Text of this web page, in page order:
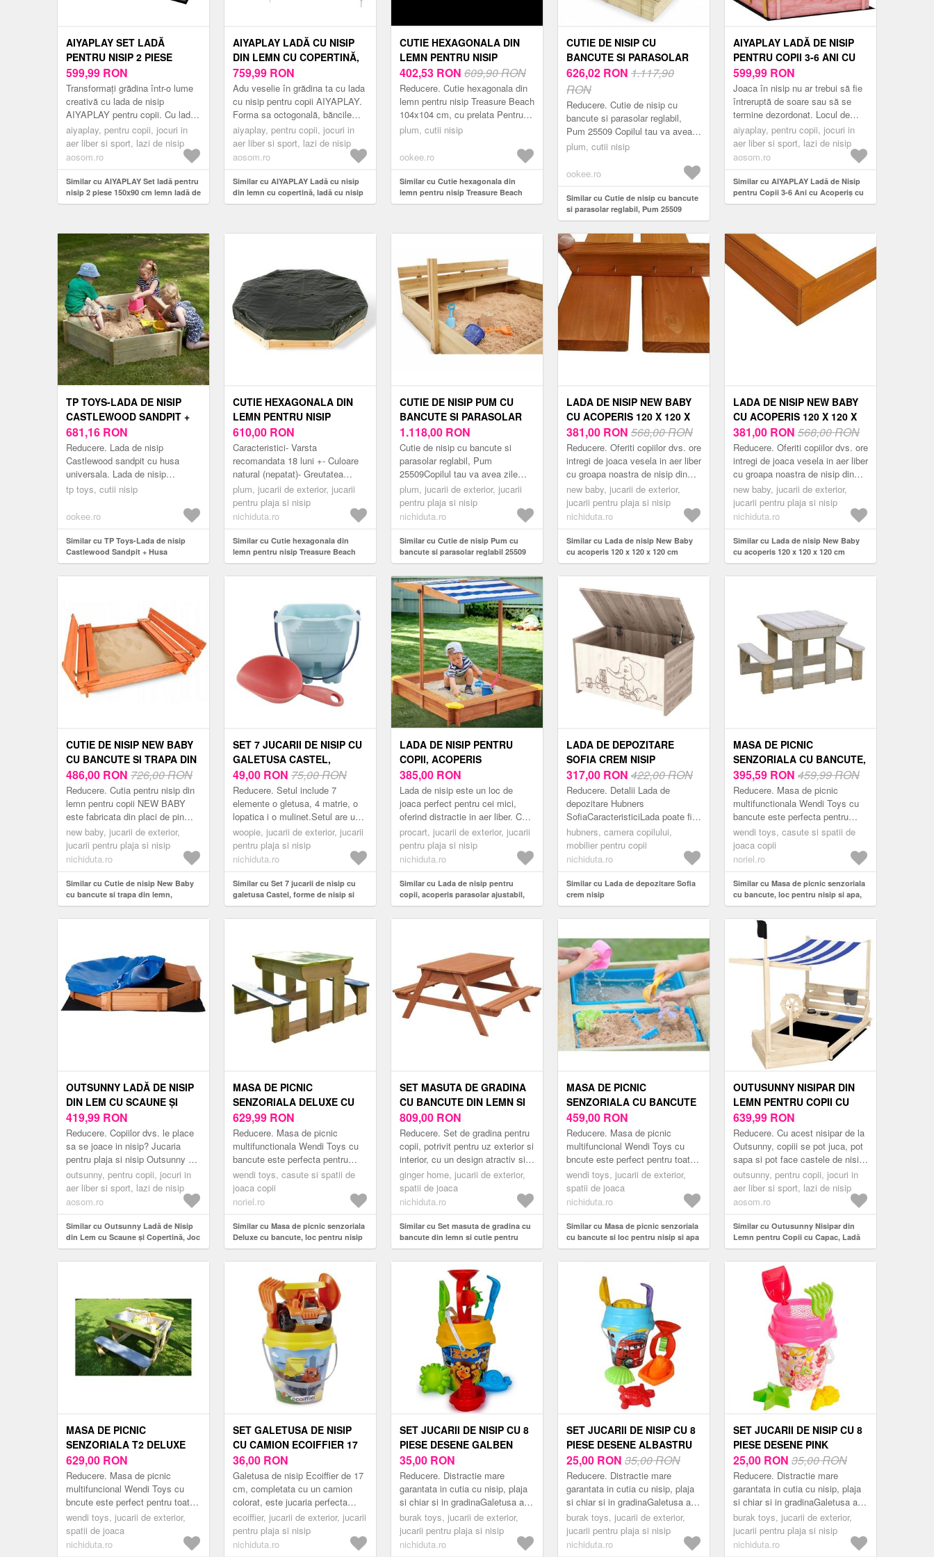
AIYAPLAY SET LADĂ
PENTRU NISIP 2 PIESE
150X90 CM LEMN LADĂ DE
NISIP CU BANCĂ SPAȚIU
DEPOZITARE PLITĂ
CHIUVETĂ DETAȘABILĂ
MĂRGELE ABAC GALBEN |
AOSOM ROMANIA
599,99 RON
Transformați grădina într-o lume
creativă cu lada de nisip
AIYAPLAY pentru copii. Cu ladă
de nisip, chiuvetă detașabilă,
locuri de șezut și spațiu ...
aiyaplay, pentru copii, jocuri in
aer liber si sport, lazi de nisip
aosom.ro
Similar cu AIYAPLAY Set ladă pentru
nisip 2 piese 150x90 cm lemn ladă de
nisip cu bancă spațiu depozitare
AIYAPLAY LADĂ CU NISIP
DIN LEMN CU COPERTINĂ,
LADĂ CU NISIP PENTRU
COPII PENTRU EXTERIOR
CU 4 BĂNCI, CĂPTUȘEALĂ
DE FUND, GALBEN | AOSOM
ROMANIA
759,99 RON
Adu veselie în grădina ta cu lada
cu nisip pentru copii AIYAPLAY.
Forma sa octogonală, băncile
late și interiorul spațios permit
mai multor copii s...
aiyaplay, pentru copii, jocuri in
aer liber si sport, lazi de nisip
aosom.ro
Similar cu AIYAPLAY Ladă cu nisip
din lemn cu copertină, ladă cu nisip
pentru copii pentru exterior cu 4
CUTIE HEXAGONALA DIN
LEMN PENTRU NISIP
TREASURE BEACH 104X104
CM, CU PRELATA
402,53 RON 609,90 RON
Reducere. Cutie hexagonala din
lemn pentru nisip Treasure Beach
104x104 cm, cu prelata Pentru
micii pirati, groapa de nisip din
est...
plum, cutii nisip
ookee.ro
Similar cu Cutie hexagonala din
lemn pentru nisip Treasure Beach
104x104 cm, cu prelata
CUTIE DE NISIP CU
BANCUTE SI PARASOLAR
REGLABIL, PUM 25509
626,02 RON 1.117,90
RON
Reducere. Cutie de nisip cu
bancute si parasolar reglabil,
Pum 25509 Copilul tau va avea
zile obisnuite de plaja impreuna
prun...
plum, cutii nisip
ookee.ro
Similar cu Cutie de nisip cu bancute
si parasolar reglabil, Pum 25509
AIYAPLAY LADĂ DE NISIP
PENTRU COPII 3-6 ANI CU
ACOPERIȘ CU FLAMINGO,
SCAUNE PLIABILE, CAPAC
ȘI HUSĂ INCLUSE, LADĂ DE
JOACĂ DIN LEMN DE BRAD,
134, 5X127, 5X130 CM, ROZ |
AOSOM ROMANIA
599,99 RON
Joaca în nisip nu ar trebui să fie
întreruptă de soare sau să se
termine dezordonat. Locul de
joacă din lemn AIYAPLAY cu
capac și acoperiș cu impri...
aiyaplay, pentru copii, jocuri in
aer liber si sport, lazi de nisip
aosom.ro
Similar cu AIYAPLAY Ladă de Nisip
pentru Copii 3-6 Ani cu Acoperiș cu
Flamingo, Scaune Pliabile, Capac și
Roz | Aosom Romania
TP TOYS-LADA DE NISIP
CASTLEWOOD SANDPIT +
HUSA
681,16 RON
Reducere. Lada de nisip
Castlewood sandpit cu husa
universala. Lada de nisip
hexagonala dispune de 2 bacute
husa de protectie p...
tp toys, cutii nisip
ookee.ro
Similar cu TP Toys-Lada de nisip
Castlewood Sandpit + Husa
CUTIE HEXAGONALA DIN
LEMN PENTRU NISIP
TREASURE BEACH 104X104
CM CU PRELATA
610,00 RON
Caracteristici- Varsta
recomandata 18 luni +- Culoare
natural (nepatat)- Greutatea
maxima a utilizatorului 50 kg-
Auto-asamblare necesara Da-
Dimen...
plum, jucarii de exterior, jucarii
pentru plaja si nisip
nichiduta.ro
Similar cu Cutie hexagonala din
lemn pentru nisip Treasure Beach
104x104 cm cu prelata
CUTIE DE NISIP PUM CU
BANCUTE SI PARASOLAR
REGLABIL 25509
1.118,00 RON
Cutie de nisip cu bancute si
parasolar reglabil, Pum
25509Copilul tau va avea zile
obisnuite de plaja impreuna cu,
cutia de nisip din lemn de
prune...
plum, jucarii de exterior, jucarii
pentru plaja si nisip
nichiduta.ro
Similar cu Cutie de nisip Pum cu
bancute si parasolar reglabil 25509
LADA DE NISIP NEW BABY
CU ACOPERIS 120 X 120 X
120 CM YELLOW-WHITE
381,00 RON 568,00 RON
Reducere. Oferiti copiilor dvs. ore
intregi de joaca vesela in aer liber
cu groapa noastra de nisip din
lemn de la marca ceha Baby
Mix.Aceasta groapa de nisi...
new baby, jucarii de exterior,
jucarii pentru plaja si nisip
nichiduta.ro
Similar cu Lada de nisip New Baby
cu acoperis 120 x 120 x 120 cm
yellow-white
LADA DE NISIP NEW BABY
CU ACOPERIS 120 X 120 X
120 CM GREEN-WHITE
381,00 RON 568,00 RON
Reducere. Oferiti copiilor dvs. ore
intregi de joaca vesela in aer liber
cu groapa noastra de nisip din
lemn de la marca ceha Baby
Mix.Aceasta groapa de nisi...
new baby, jucarii de exterior,
jucarii pentru plaja si nisip
nichiduta.ro
Similar cu Lada de nisip New Baby
cu acoperis 120 x 120 x 120 cm
green-white
CUTIE DE NISIP NEW BABY
CU BANCUTE SI TRAPA DIN
LEMN, 20X120X20 CM 3
ANI+ ORANGE
486,00 RON 726,00 RON
Reducere. Cutia pentru nisip din
lemn pentru copii NEW BABY
este fabricata din placi de pin
atent selectate si este tratata in
profunzime cu un conservant
ec...
new baby, jucarii de exterior,
jucarii pentru plaja si nisip
nichiduta.ro
Similar cu Cutie de nisip New Baby
cu bancute si trapa din lemn,
20x120x20 cm 3 ani+ Orange
SET 7 JUCARII DE NISIP CU
GALETUSA CASTEL,
FORME DE NISIP SI
ACCESORII WOOPIE
PASTEL
49,00 RON 75,00 RON
Reducere. Setul include 7
elemente o gletusa, 4 matrie, o
lopatica i o mulinet.Setul are un
design pastel frumos.Gleata are
un macircner de transport
convena...
woopie, jucarii de exterior, jucarii
pentru plaja si nisip
nichiduta.ro
Similar cu Set 7 jucarii de nisip cu
galetusa Castel, forme de nisip si
accesorii Woopie Pastel
LADA DE NISIP PENTRU
COPII, ACOPERIS
PARASOLAR AJUSTABIL,
ROTATIV LA 180 GRADE,
120X120X20 CM, LEMN
385,00 RON
Lada de nisip este un loc de
joaca perfect pentru cei mici,
oferind distractie in aer liber. Cu
dimensiuni de 120x120x20 cm,
aceasta lada de nisip ...
procart, jucarii de exterior, jucarii
pentru plaja si nisip
nichiduta.ro
Similar cu Lada de nisip pentru
copii, acoperis parasolar ajustabil,
rotativ la 180 grade, 120x120x20 cm,
lemn
LADA DE DEPOZITARE
SOFIA CREM NISIP
317,00 RON 422,00 RON
Reducere. Detalii Lada de
depozitare Hubners
SofiaCaracteristiciLada poate fi
un loc perfect pentru depozitarea
jucariilor copiilor datorita
capacitatii sale...
hubners, camera copilului,
mobilier pentru copii
nichiduta.ro
Similar cu Lada de depozitare Sofia
crem nisip
MASA DE PICNIC
SENZORIALA CU BANCUTE,
LOC PENTRU NISIP SI APA,
WENDI TOYS
395,59 RON 459,99 RON
Reducere. Masa de picnic
multifunctionala Wendi Toys cu
bancute este perfecta pentru
toata lumea, deoarece copiii o
pot folosi pentru a se juca, vopsi,
const...
wendi toys, casute si spatii de
joaca copii
noriel.ro
Similar cu Masa de picnic senzoriala
cu bancute, loc pentru nisip si apa,
Wendi Toys
OUTSUNNY LADĂ DE NISIP
DIN LEM CU SCAUNE ȘI
COPERTINĂ, JOC DE
GRĂDINĂ PENTRU COPII 3-8
ANI, 139.5X139.5X21.5 CM,
ROȘU | AOSOM ROMANIA
419,99 RON
Reducere. Copiilor dvs. le place
sa se joace in nisip? Jucaria
pentru plaja si nisip Outsunny va
deveni locul lor de joaca preferat!
Dotata cu scaune confort...
outsunny, pentru copii, jocuri in
aer liber si sport, lazi de nisip
aosom.ro
Similar cu Outsunny Ladă de Nisip
din Lem cu Scaune și Copertină, Joc
de Grădină pentru Copii 3-8 Ani,
139.5x139.5x21.5 cm, Roșu | Aosom
MASA DE PICNIC
SENZORIALA DELUXE CU
BANCUTE, LOC PENTRU
NISIP SI APA, WENDI TOYS
629,99 RON
Reducere. Masa de picnic
multifunctionala Wendi Toys cu
bancute este perfecta pentru
toata lumea, deoarece copiii o
pot folosi pentru a se juca, vopsi,
const...
wendi toys, casute si spatii de
joaca copii
noriel.ro
Similar cu Masa de picnic senzoriala
Deluxe cu bancute, loc pentru nisip
si apa, Wendi Toys
SET MASUTA DE GRADINA
CU BANCUTE DIN LEMN SI
CUTIE PENTRU NISIP
GINGER HOME
809,00 RON
Reducere. Set de gradina pentru
copii, potrivit pentru uz exterior si
interior, cu un design atractiv si
spatiu de depozitare pentru
jucarii sau nisip.Masa d...
ginger home, jucarii de exterior,
spatii de joaca
nichiduta.ro
Similar cu Set masuta de gradina cu
bancute din lemn si cutie pentru
nisip Ginger Home
MASA DE PICNIC
SENZORIALA CU BANCUTE
SI LOC PENTRU NISIP SI
APA T3 WENDI TOYS
459,00 RON
Reducere. Masa de picnic
multifuncional Wendi Toys cu
bncute este perfect pentru toat
lumea, deoarece copiii o pot
folosi pentru a se juca, vopsi,
construi c...
wendi toys, jucarii de exterior,
spatii de joaca
nichiduta.ro
Similar cu Masa de picnic senzoriala
cu bancute si loc pentru nisip si apa
T3 Wendi Toys
OUTUSUNNY NISIPAR DIN
LEMN PENTRU COPII CU
CAPAC, LADĂ DE NISIP
PENTRU EXTERIOR CU SET
DE JOACĂ INCLUS,
180X103X144, 5 CM, LEMN
NATURAL | AOSOM
ROMANIA
639,99 RON
Reducere. Cu acest nisipar de la
Outsunny, copiii se pot juca, pot
sapa si pot face castele de nisip,
bucurandu-se de ore intregi de
distractie in aer liber....
outsunny, pentru copii, jocuri in
aer liber si sport, lazi de nisip
aosom.ro
Similar cu Outusunny Nisipar din
Lemn pentru Copii cu Capac, Ladă
de Nisip pentru Exterior cu Set de
Joacă Inclus, 180x103x144, 5 cm,
Lemn Natural | Aosom Romania
MASA DE PICNIC
SENZORIALA T2 DELUXE
CU BANCUTE SI LOC
PENTRU NISIP SI APA
WENDI TOYS
629,00 RON
Reducere. Masa de picnic
multifuncional Wendi Toys cu
bncute este perfect pentru toat
lumea, deoarece copiii o pot
folosi pentru a se juca, vopsi,
construi c...
wendi toys, jucarii de exterior,
spatii de joaca
nichiduta.ro
SET GALETUSA DE NISIP
CU CAMION ECOIFFIER 17
CM
36,00 RON
Galetusa de nisip Ecoiffier de 17
cm, completata cu un camion
colorat, este jucaria perfecta
pentru micii exploratori ai plajei
sau ai curtii Aceas...
ecoiffier, jucarii de exterior, jucarii
pentru plaja si nisip
nichiduta.ro
SET JUCARII DE NISIP CU 8
PIESE DESENE GALBEN
35,00 RON
Reducere. Distractie mare
garantata in cutia cu nisip, plaja
si chiar si in gradinaGaletusa are
un maner de transport
convenabil.Setul de jucarii de
nisip co...
burak toys, jucarii de exterior,
jucarii pentru plaja si nisip
nichiduta.ro
SET JUCARII DE NISIP CU 8
PIESE DESENE ALBASTRU
25,00 RON 35,00 RON
Reducere. Distractie mare
garantata in cutia cu nisip, plaja
si chiar si in gradinaGaletusa are
un maner de transport
convenabil.Setul de jucarii de
nisip co...
burak toys, jucarii de exterior,
jucarii pentru plaja si nisip
nichiduta.ro
SET JUCARII DE NISIP CU 8
PIESE DESENE PINK
25,00 RON 35,00 RON
Reducere. Distractie mare
garantata in cutia cu nisip, plaja
si chiar si in gradinaGaletusa are
un maner de transport
convenabil.Setul de jucarii de
nisip co...
burak toys, jucarii de exterior,
jucarii pentru plaja si nisip
nichiduta.ro